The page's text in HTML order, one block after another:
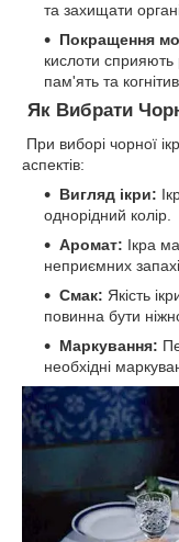
та захищати
Покращення
кислоти
пам'ять та
Як Вибрати
При виборі чорної
аспектів:
Вигляд ікри:
однорідний колір.
Аромат: Ікра
неприємних
Смак: Якість
повинна бути
Маркування:
необхідні